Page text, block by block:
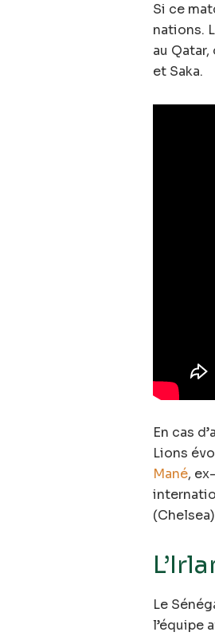
Si ce
nations.
au
et Saka.
En cas
Lions
Mané,
Le
l’équipe